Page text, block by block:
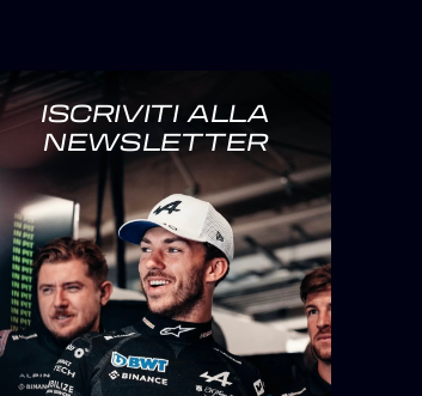
ISCRIVITI ALLA
NEWSLETTER